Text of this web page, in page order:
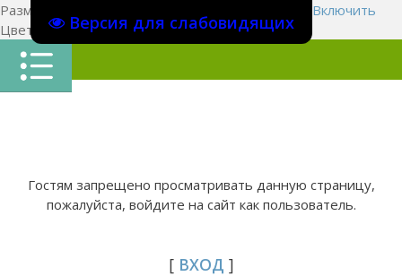
Версия для слабовидящих
Размер шрифта:
Включить
Цвет сайтаЦ Ц Ц Х
Гостям запрещено просматривать данную страницу,
пожалуйста, войдите на сайт как пользователь.
[ ВХОД ]